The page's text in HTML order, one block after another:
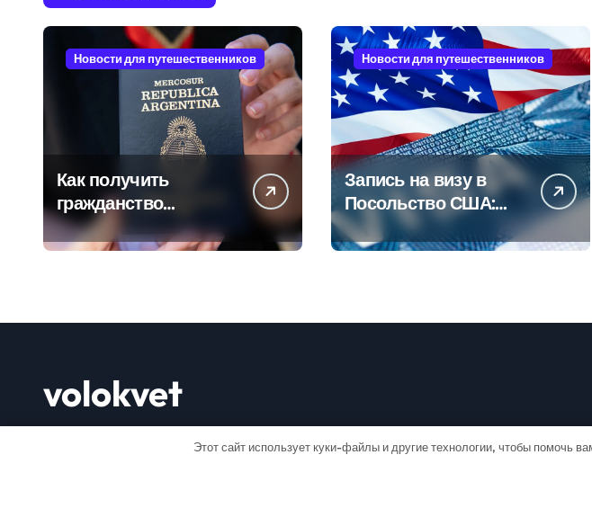
Новости для путешественников
Как получить
гражданство
Аргентины: Полное
руководство
Новости для путешественников
Запись на визу в
Посольство США:
Пошаговое
руководство
volokvet
Этот сайт использует куки-файлы и другие технологии, чтобы помочь